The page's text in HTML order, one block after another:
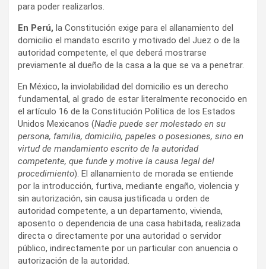
para poder realizarlos.
En Perú, la Constitución exige para el allanamiento del
domicilio el mandato escrito y motivado del Juez o de la
autoridad competente, el que deberá mostrarse
previamente al dueño de la casa a la que se va a penetrar.
En México, la inviolabilidad del domicilio es un derecho
fundamental, al grado de estar literalmente reconocido en
el artículo 16 de la Constitución Política de los Estados
Unidos Mexicanos (Nadie puede ser molestado en su
persona, familia, domicilio, papeles o posesiones, sino en
virtud de mandamiento escrito de la autoridad
competente, que funde y motive la causa legal del
procedimiento). El allanamiento de morada se entiende
por la introducción, furtiva, mediante engaño, violencia y
sin autorización, sin causa justificada u orden de
autoridad competente, a un departamento, vivienda,
aposento o dependencia de una casa habitada, realizada
directa o directamente por una autoridad o servidor
público, indirectamente por un particular con anuencia o
autorización de la autoridad.